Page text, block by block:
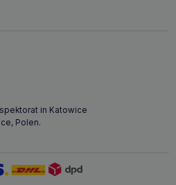
500g zur
kaufen?
AniFlexi+ 500g
der Gelenke
und das Wohlbefinden
bietet
Ihres Hundes in guter
einen aktiven Lebensstil und
in Katowice
Polen.